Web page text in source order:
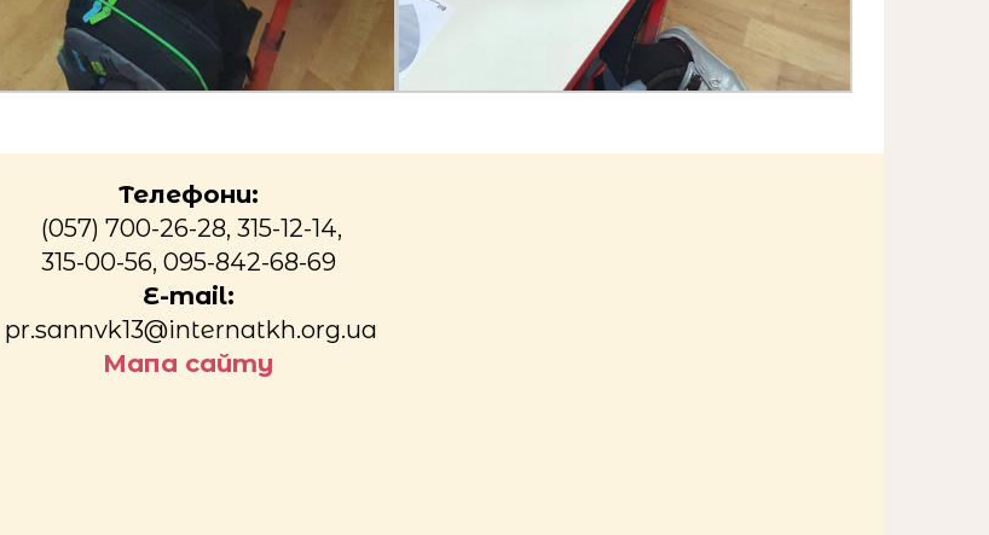
Телефони:
(057) 700-26-28, 315-12-14,
315-00-56, 095-842-68-69
E-mail:
pr.sannvk13@internatkh.org.ua
Мапа сайту